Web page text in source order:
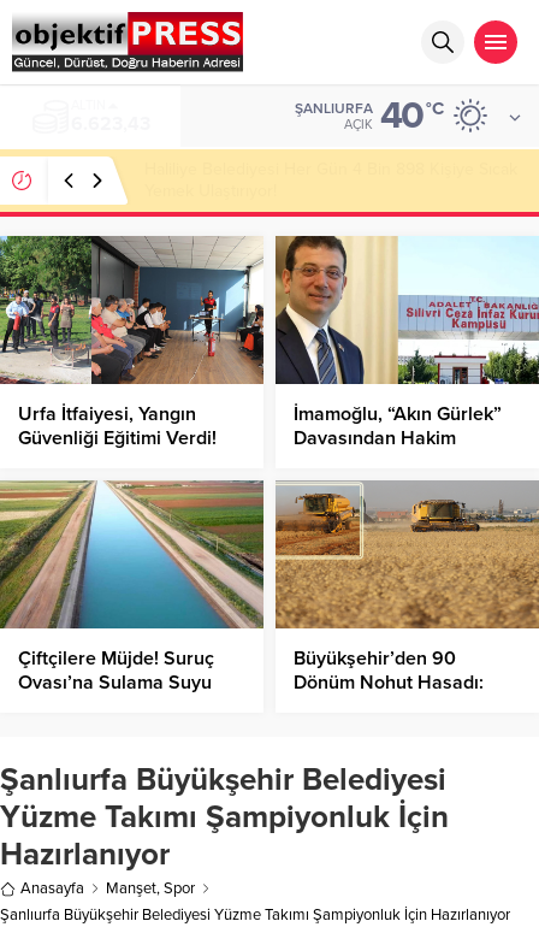
ŞANLIURFA
AÇIK 40°C
Urfa İtfaiyesi, Yangın
Güvenliği Eğitimi Verdi!
İmamoğlu, “Akın Gürlek”
Davasından Hakim
Çiftçilere Müjde! Suruç
Ovası’na Sulama Suyu
Büyükşehir’den 90
Dönüm Nohut Hasadı:
Şanlıurfa Büyükşehir Belediyesi
Yüzme Takımı Şampiyonluk İçin
Hazırlanıyor
Anasayfa Manşet,Spor
Şanlıurfa Büyükşehir Belediyesi Yüzme Takımı Şampiyonluk İçin Hazırlanıyor